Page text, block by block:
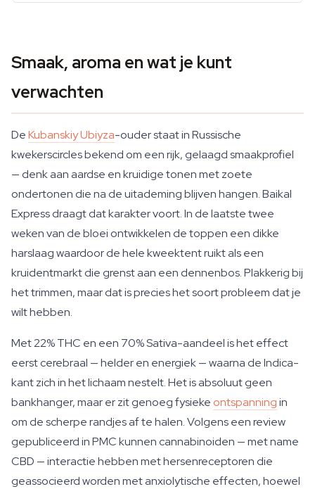
Smaak, aroma en wat je kunt
verwachten
DeKubanskiy Ubiyza-ouder staat in Russische
kwekerscircles bekend om een rijk, gelaagd smaakprofiel
— denk aan aardse en kruidige tonen met zoete
ondertonen die na de uitademing blijven hangen. Baikal
Express draagt dat karakter voort. In de laatste twee
weken van de bloei ontwikkelen de toppen een dikke
harslaag waardoor de hele kweektent ruikt als een
kruidentmarkt die grenst aan een dennenbos. Plakkerig bij
het trimmen, maar dat is precies het soort probleem dat je
wilt hebben.
Met 22% THC en een 70% Sativa-aandeel is het effect
eerst cerebraal — helder en energiek — waarna de Indica-
kant zich in het lichaam nestelt. Het is absoluut geen
bankhanger, maar er zit genoeg fysieke ontspanningin
om de scherpe randjes af te halen. Volgens een review
gepubliceerd in PMC kunnen cannabinoiden — met name
CBD — interactie hebben met hersenreceptoren die
geassocieerd worden met anxiolytische effecten, hoewel